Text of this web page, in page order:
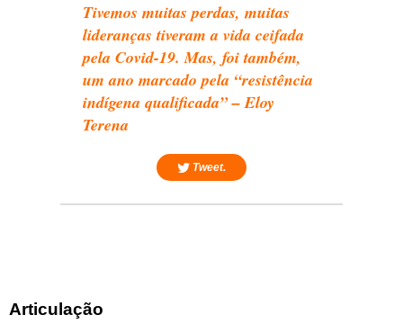
Tivemos muitas perdas, muitas
lideranças tiveram a vida ceifada
pela Covid-19. Mas, foi também,
um ano marcado pela “resistência
indígena qualificada” – Eloy
Terena
Tweet.
Articulação